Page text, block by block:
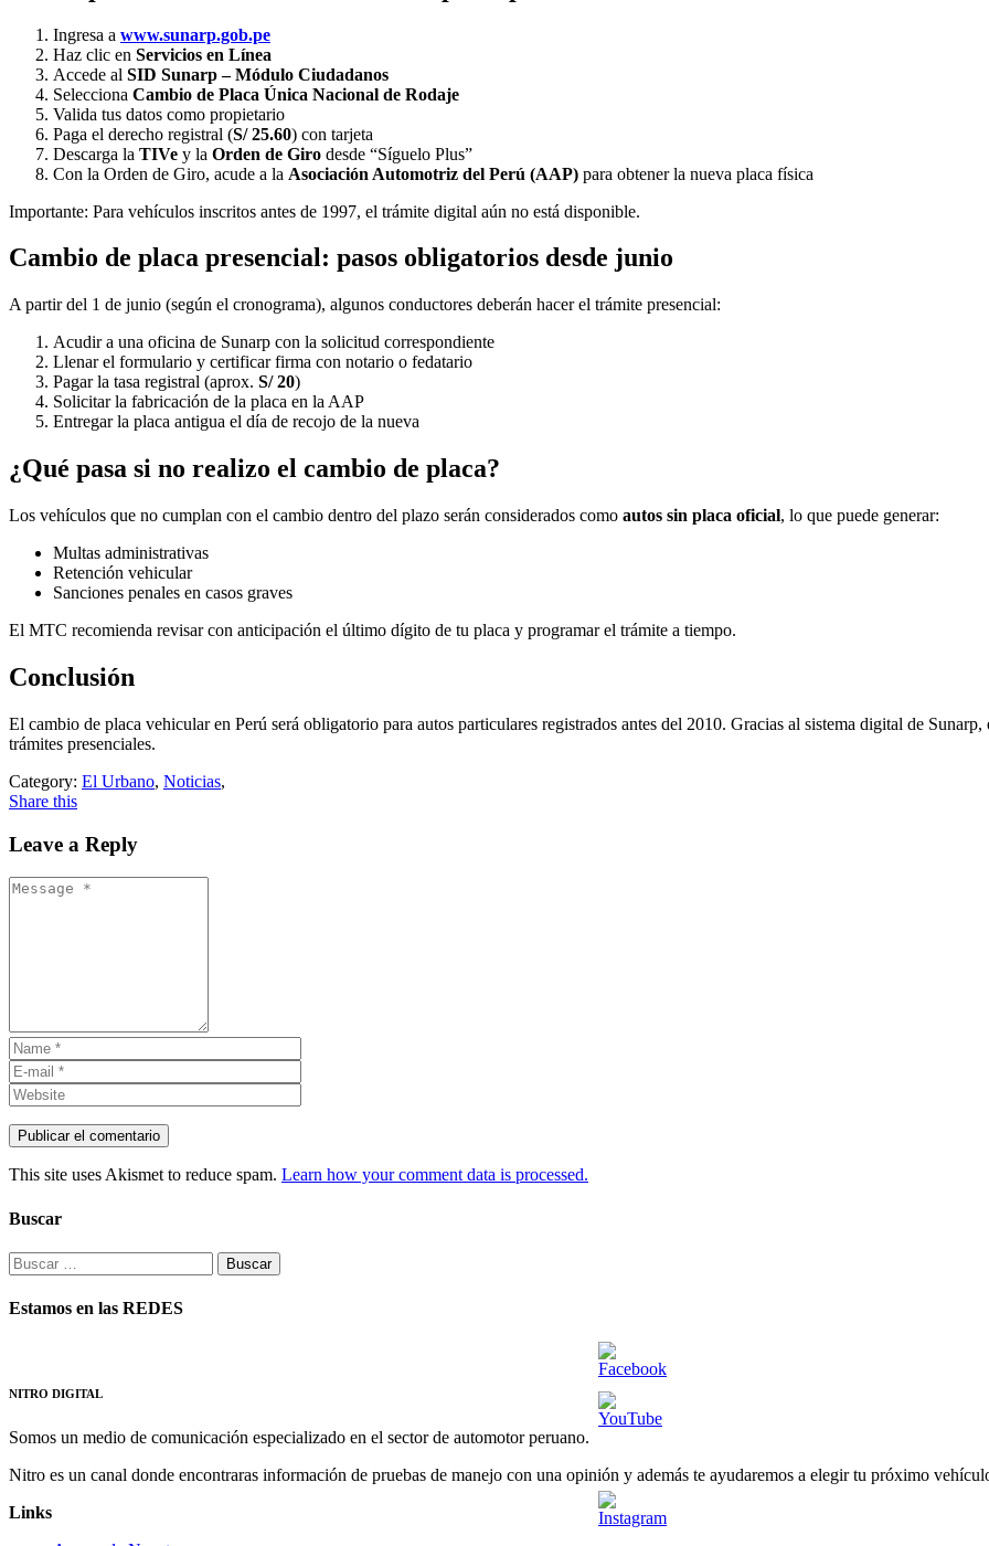
Ingresa a www.sunarp.gob.pe
Haz clic en Servicios en Línea
Accede al SID Sunarp – Módulo Ciudadanos
Selecciona Cambio de Placa Única Nacional de Rodaje
Valida tus datos como propietario
Paga el derecho registral (S/ 25.60) con tarjeta
Descarga la TIVe y la Orden de Giro desde “Síguelo Plus”
Con la Orden de Giro, acude a la Asociación Automotriz del Perú (AAP) para obtener la nueva placa física
Importante: Para vehículos inscritos antes de 1997, el trámite digital aún no está disponible.
Cambio de placa presencial: pasos obligatorios desde junio
A partir del 1 de junio (según el cronograma), algunos conductores deberán hacer el trámite presencial:
Acudir a una oficina de Sunarp con la solicitud correspondiente
Llenar el formulario y certificar firma con notario o fedatario
Pagar la tasa registral (aprox. S/ 20)
Solicitar la fabricación de la placa en la AAP
Entregar la placa antigua el día de recojo de la nueva
¿Qué pasa si no realizo el cambio de placa?
Los vehículos que no cumplan con el cambio dentro del plazo serán considerados como autos sin placa oficial, lo que puede generar:
Multas administrativas
Retención vehicular
Sanciones penales en casos graves
El MTC recomienda revisar con anticipación el último dígito de tu placa y programar el trámite a tiempo.
Conclusión
El cambio de placa vehicular en Perú será obligatorio para autos particulares registrados antes del 2010. Gracias al sistema digital de
trámites presenciales.
Category: El Urbano, Noticias,
Share this
Leave a Reply
This site uses Akismet to reduce spam. Learn how your comment data is processed.
Buscar
Buscar:
Estamos en las REDES
NITRO DIGITAL
Somos un medio de comunicación especializado en el sector de automotor peruano.
Nitro es un canal donde encontraras información de pruebas de manejo con una opinión y además te ayudaremos a elegir tu próximo
Links